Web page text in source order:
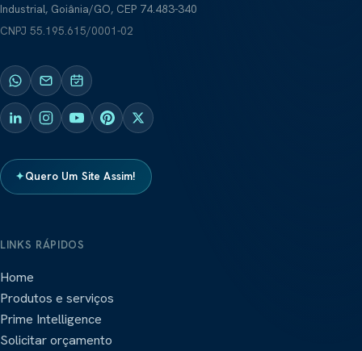
Industrial, Goiânia/GO, CEP 74.483-340
CNPJ 55.195.615/0001-02
✦Quero Um Site Assim!
LINKS RÁPIDOS
Home
Produtos e serviços
Prime Intelligence
Solicitar orçamento